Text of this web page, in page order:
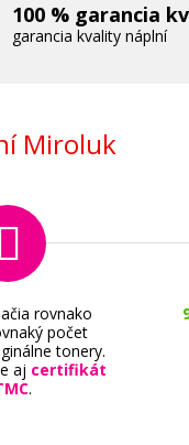
100 % garancia
garancia kvality náplní
Miroluk
rovnako
počet
tonery.
aj certifikát
.